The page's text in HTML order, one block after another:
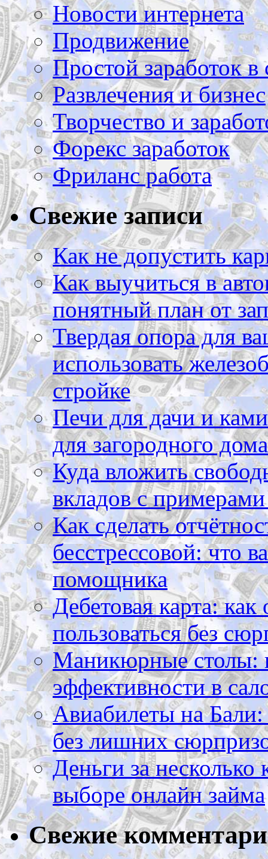
Новости интернета
Продвижение
Простой заработок в
Развлечения и бизнес
Творчество и
Форекс заработок
Фриланс работа
Свежие записи
Как не допустить
Как выучиться в
понятный план от
Твердая опора для
использовать
стройке
Печи для дачи и
для загородного дома
Куда вложить
вкладов с
Как сделать
бесстрессовой: что
помощника
Дебетовая карта:
пользоваться без
Маникюрные столы:
эффективности в
Авиабилеты на Бали:
без лишних
Деньги за
выборе онлайн займа
Свежие